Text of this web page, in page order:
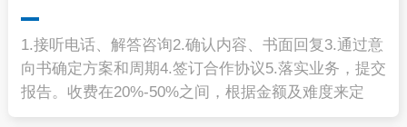
1.接听电话、解答咨询2.确认内容、书面回复3.通过意
向书确定方案和周期4.签订合作协议5.落实业务，提交
报告。收费在20%-50%之间，根据金额及难度来定